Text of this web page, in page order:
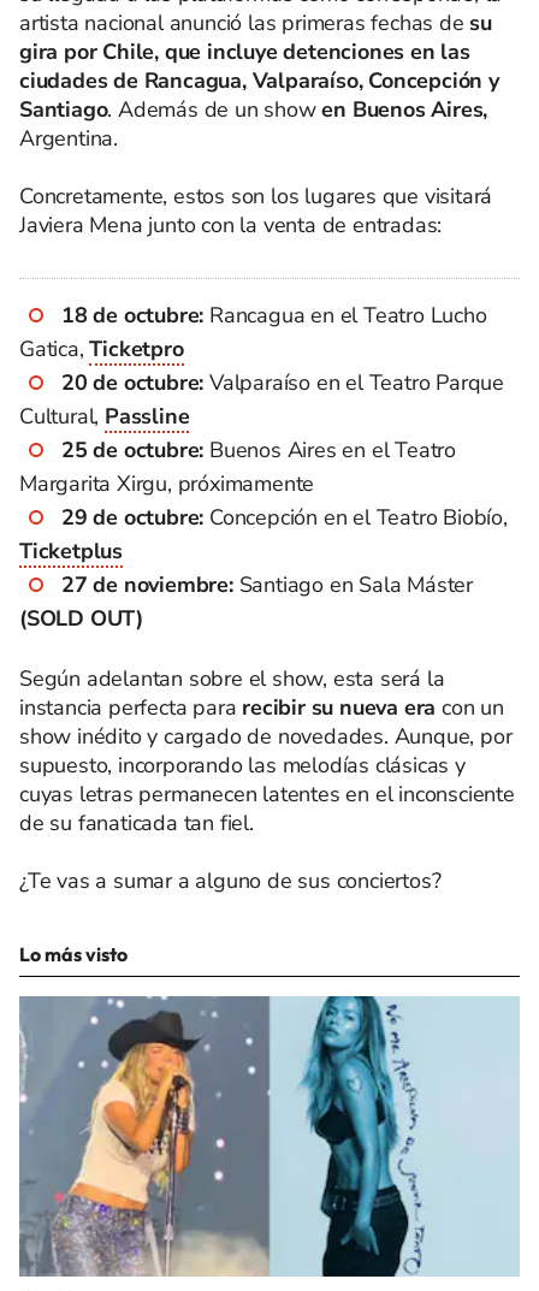
artista nacional anunció las primeras fechas de su
gira por Chile, que incluye detenciones en las
ciudades de Rancagua, Valparaíso, Concepción y
Santiago. Además de un showen Buenos Aires,
Argentina.
Concretamente, estos son los lugares que visitará
Javiera Mena junto con la venta de entradas:
18 de octubre: Rancagua en el Teatro Lucho
Gatica,Ticketpro
20 de octubre: Valparaíso en el Teatro Parque
Cultural, Passline
25 de octubre: Buenos Aires en el Teatro
Margarita Xirgu, próximamente
29 de octubre: Concepción en el Teatro Biobío,
Ticketplus
27 de noviembre:Santiago en Sala Máster
(SOLD OUT)
Según adelantan sobre el show, esta será la
instancia perfecta para recibir su nueva eracon un
show inédito y cargado de novedades. Aunque, por
supuesto, incorporando las melodías clásicas y
cuyas letras permanecen latentes en el inconsciente
de su fanaticada tan fiel.
¿Te vas a sumar a alguno de sus conciertos?
Lo más visto